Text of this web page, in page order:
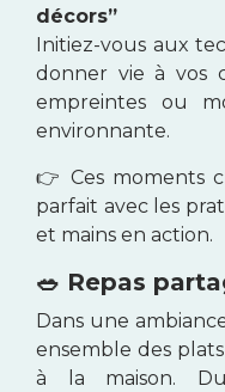
décors”
Initiez-vous aux
donner vie à vos
empreintes ou
environnante.
👉 Ces moments
parfait avec les
et mains en action.
🥗 Repas
Dans une
ensemble des
à la maison.